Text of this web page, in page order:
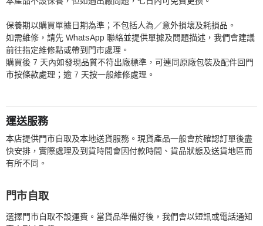
保養期以購買單據日期為準；不包括人為／意外損壞及耗損品。
如需維修，請先 WhatsApp 聯絡並提供單據及問題描述，我們會建議
前往指定維修點或帶到門市處理。
購買後 7 天內如發現品質不符出廠標準，可連同原廠包裝及配件回門
市按條款處理；逾 7 天按一般維修處理。
運送服務
本店提供門市自取及本地送貨服務。現貨產品一般會於確認訂單後盡
快安排，實際處理及到貨時間會因付款時間、貨品狀態及送貨地區而
有所不同。
門市自取
選擇門市自取不設運費。當貨品準備好後，我們會以短訊或電話通知